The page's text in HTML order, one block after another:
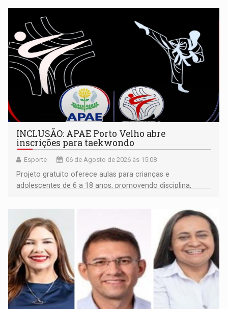
INCLUSÃO: APAE Porto Velho abre
inscrições para taekwondo
Esporte 06 de Agosto de 2026 às 15:08
Projeto gratuito oferece aulas para crianças e
adolescentes de 6 a 18 anos, promovendo disciplina,